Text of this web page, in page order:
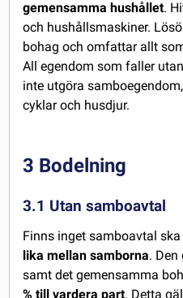
gemensamma hushållet.
och hushållsmaskiner.
bohag och omfattar allt
All egendom som faller
inte utgöra
cyklar och husdjur.
3 Bodelning
3.1 Utan samboavtal
Finns inget samboavtal
lika mellan samborna.
samt det gemensamma
% till vardera part. Detta